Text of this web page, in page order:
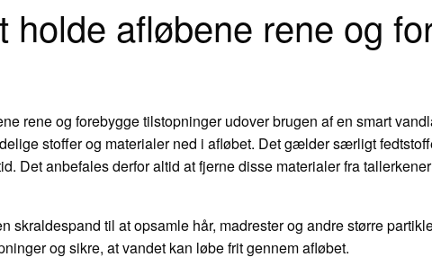
holde afløbene rene og
rene og forebygge tilstopninger udover brugen af en smart
stoffer og materialer ned i afløbet. Det gælder særligt
Det anbefales derfor altid at fjerne disse materialer fra
skraldespand til at opsamle hår, madrester og andre større
og sikre, at vandet kan løbe frit gennem afløbet.